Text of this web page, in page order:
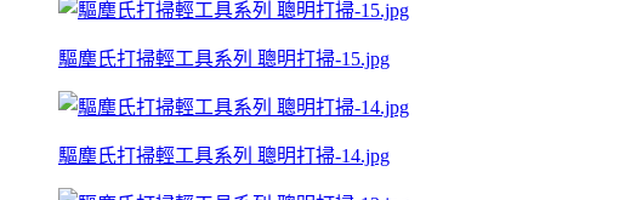
驅塵氏打掃輕工具系列 聰明打掃-15.jpg
驅塵氏打掃輕工具系列 聰明打掃-14.jpg